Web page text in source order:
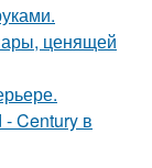
ценящей
Century в